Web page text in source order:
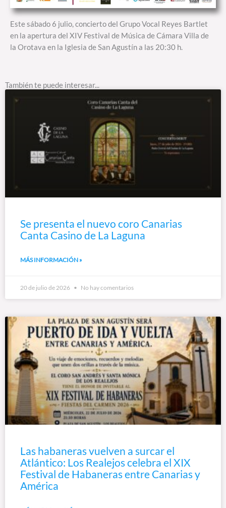
Este sábado 6 julio, concierto del Grupo Vocal Reyes Bartlet
en la apertura del XIV Festival de Música de Cámara Villa de
la Orotava en la Iglesia de San Agustín a las 20:30 h.
También te puede interesar...
Se presenta el nuevo coro Canarias
Canta Casino de La Laguna
MÁS INFORMACIÓN »
20 de julio de 2026 No hay comentarios
Las habaneras vuelven a surcar el
Atlántico: Los Realejos celebra el XIX
Festival de Habaneras entre Canarias y
América